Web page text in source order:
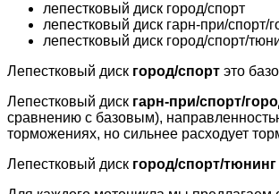
лепестковый диск город/спорт
лепестковый диск гарн-при/спорт/
лепестковый диск город/спорт/
Лепестковый диск город/спорт это
Лепестковый диск гарн-при/спорт/
сравнению с базовым),
торможениях, но сильнее расходует
Лепестковый диск город/спорт/тюнинг